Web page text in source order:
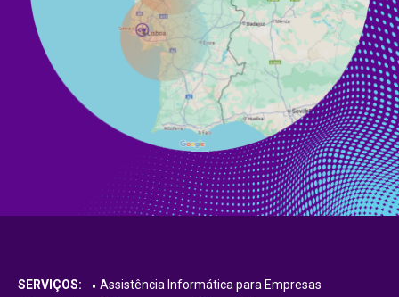
SERVIÇOS:
Assistência Informática para Empresas